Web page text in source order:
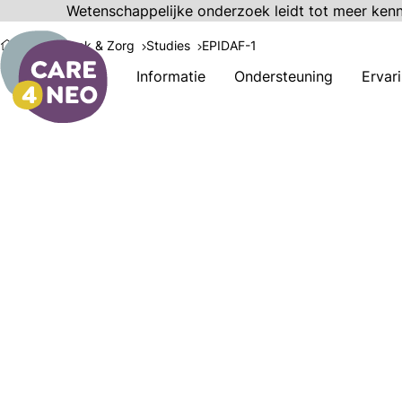
Informatie Ondersteuning
Wetenschappelijke onderzoek leidt tot meer
Onderzoek & Zorg Studies EPIDAF-1